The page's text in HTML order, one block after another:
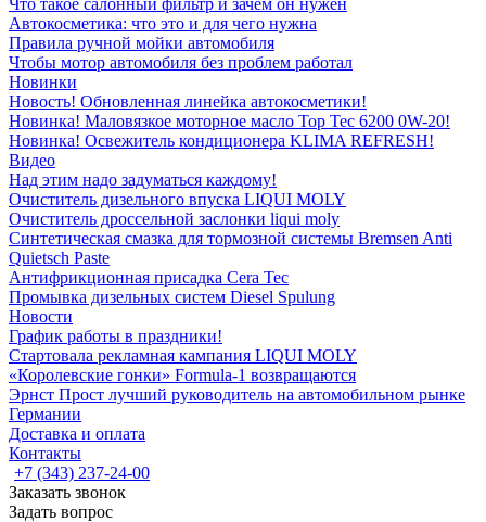
Что такое салонный фильтр и зачем он нужен
Автокосметика: что это и для чего нужна
Правила ручной мойки автомобиля
Чтобы мотор автомобиля без проблем работал
Новинки
Новость! Обновленная линейка автокосметики!
Новинка! Маловязкое моторное масло Top Tec 6200 0W-20!
Новинка! Освежитель кондиционера KLIMA REFRESH!
Видео
Над этим надо задуматься каждому!
Очиститель дизельного впуска LIQUI MOLY
Очиститель дроссельной заслонки liqui moly
Синтетическая смазка для тормозной системы Bremsen Anti
Quietsch Paste
Антифрикционная присадка Cera Tec
Промывка дизельных систем Diesel Spulung
Новости
График работы в праздники!
Стартовала рекламная кампания LIQUI MOLY
«Королевские гонки» Formula-1 возвращаются
Эрнст Прост лучший руководитель на автомобильном рынке
Германии
Доставка и оплата
Контакты
+7 (343) 237-24-00
Заказать звонок
Задать вопрос